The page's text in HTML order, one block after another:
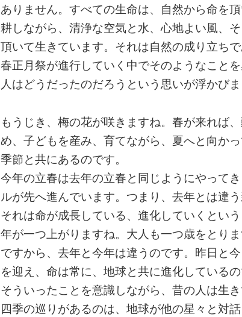
ありません。すべての生命は、自然から命を
耕しながら、清浄な空気と水、心地よい風、
頂いて生きています。それは自然の成り立ち
春正月祭が進行していく中でそのようなこと
人はどうだったのだろうという思いが浮かびま
もうじき、梅の花が咲きますね。春が来れば
め、子どもを産み、育てながら、夏へと向か
季節と共にあるのです。
今年の立春は去年の立春と同じようにやって
ルが先へ進んでいます。つまり、去年とは違
それは命が成長している、進化していくとい
年が一つ上がりますね。大人も一つ歳をとりま
ですから、去年と今年は違うのです。昨日と
を迎え、命は常に、地球と共に進化しているの
そういったことを意識しながら、昔の人は生
四季の巡りがあるのは、地球が他の星々と対